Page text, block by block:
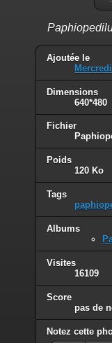
Ajoutée le
Dimensions
640*480
Fichier
Poids
120 Ko
Tags
Albums
Visites
16109
Score
pas de
Notez cette